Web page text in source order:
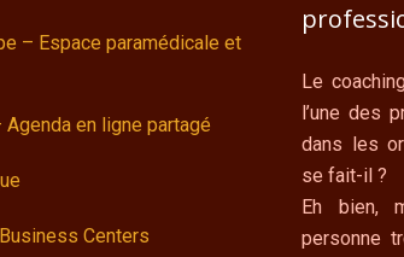
– Espace paramédicale et
en ligne partagé
Centers
Le
l’une des
dans les
se fait-il ?
Eh bien,
personne